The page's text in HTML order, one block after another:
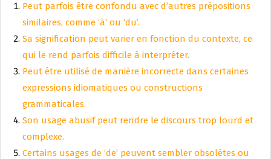
Peut parfois être confondu avec d’autres prépositions
similaires, comme ‘à’ ou ‘du’.
Sa signification peut varier en fonction du contexte, ce
qui le rend parfois difficile à interpréter.
Peut être utilisé de manière incorrecte dans certaines
expressions idiomatiques ou constructions
grammaticales.
Son usage abusif peut rendre le discours trop lourd et
complexe.
Certains usages de ‘de’ peuvent sembler obsolètes ou